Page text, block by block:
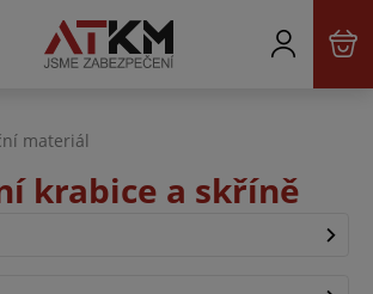
materiál
krabice a skříně